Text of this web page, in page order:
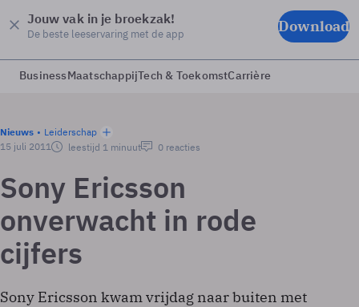
Jouw vak in je broekzak!
De beste leeservaring met de app Download
BusinessMaatschappijTech & ToekomstCarrière
Nieuws
Leiderschap
15 juli 2011
leestijd 1 minuut 0 reacties
Sony Ericsson
onverwacht in rode
cijfers
Sony Ericsson kwam vrijdag naar buiten met